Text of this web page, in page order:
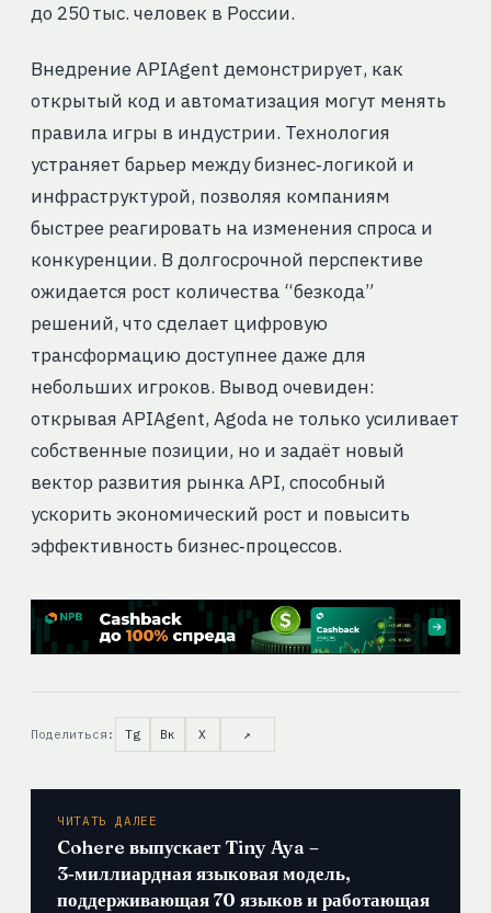
до 250 тыс. человек в России.
Внедрение APIAgent демонстрирует, как
открытый код и автоматизация могут менять
правила игры в индустрии. Технология
устраняет барьер между бизнес‑логикой и
инфраструктурой, позволяя компаниям
быстрее реагировать на изменения спроса и
конкуренции. В долгосрочной перспективе
ожидается рост количества “безкода”
решений, что сделает цифровую
трансформацию доступнее даже для
небольших игроков. Вывод очевиден:
открывая APIAgent, Agoda не только усиливает
собственные позиции, но и задаёт новый
вектор развития рынка API, способный
ускорить экономический рост и повысить
эффективность бизнес‑процессов.
Поделиться: Tg Вк X ↗
ЧИТАТЬ ДАЛЕЕ
Cohere выпускает Tiny Aya –
3‑миллиардная языковая модель,
поддерживающая 70 языков и работающая